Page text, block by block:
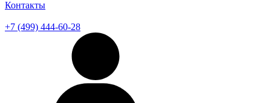
Контакты
+7 (499) 444-60-28